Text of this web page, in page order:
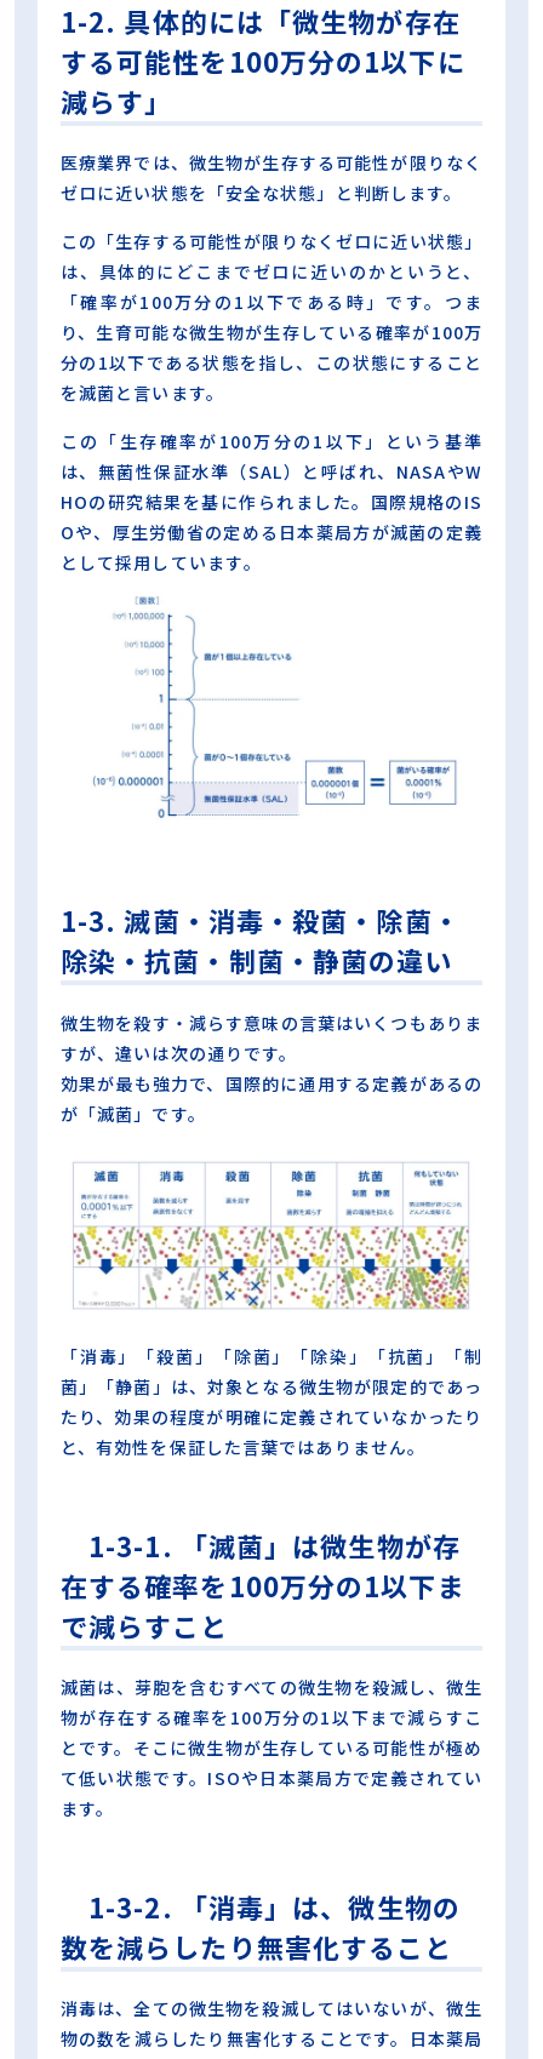
1-2. 具体的には「微生物が存在
する可能性を100万分の1以下に
減らす」
医療業界では、 微生物が生存する可能性が限りなく
ゼロに近い状態を「安全な状態」と判断します。
この「生存する可能性が限りなくゼロに近い状態」
は、 具体的にどこまでゼロに近いのかというと、
「確率が100万分の1以下である時」です。つま
り、生育可能な微生物が生存している確率が100万
分の1以下である状態を指し、この状態にすること
を滅菌と言います。
この「生存確率が100万分の1以下」という基準
は、無菌性保証水準（SAL）と呼ばれ、NASAやW
HOの研究結果を基に作られました。国際規格のIS
Oや、 厚生労働省の定める日本薬局方が滅菌の定義
として採用しています。
1-3. 滅菌・消毒・殺菌・除菌・
除染・抗菌・制菌・静菌の違い
微生物を殺す・減らす意味の言葉はいくつもありま
すが、違いは次の通りです。
効果が最も強力で、国際的に通用する定義があるの
が「滅菌」です。
「消毒」「殺菌」「除菌」「除染」「抗菌」「制
菌」「静菌」は、対象となる微生物が限定的であっ
たり、効果の程度が明確に定義されていなかったり
と、有効性を保証した言葉ではありません。
1-3-1. 「滅菌」は微生物が存
在する確率を100万分の1以下ま
で減らすこと
滅菌は、芽胞を含むすべての微生物を殺滅し、微生
物が存在する確率を100万分の1以下まで減らすこ
とです。そこに微生物が生存している可能性が極め
て低い状態です。ISOや日本薬局方で定義されてい
ます。
1-3-2. 「消毒」は、微生物の
数を減らしたり無害化すること
消毒は、全ての微生物を殺滅してはいないが、微生
物の数を減らしたり無害化することです。日本薬局